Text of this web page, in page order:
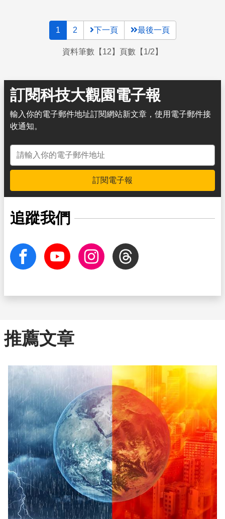
1 2 下一頁 最後一頁
資料筆數【12】頁數【1/2】
訂閱科技大觀園電子報
輸入你的電子郵件地址訂閱網站新文章，使用電子郵件接
收通知。
電子郵件地址
訂閱電子報
追蹤我們
facebook Youtube InstagramThreads
推薦文章